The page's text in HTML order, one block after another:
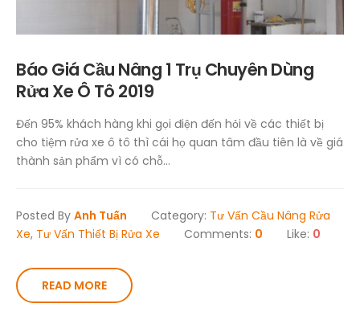
Báo Giá Cầu Nâng 1 Trụ Chuyên Dùng
Rửa Xe Ô Tô 2019
Đến 95% khách hàng khi gọi điện đến hỏi về các thiết bị
cho tiệm rửa xe ô tô thì cái họ quan tâm đầu tiên là về giá
thành sản phẩm vì có chỗ...
Posted By Anh Tuấn Category: Tư Vấn Cầu Nâng Rửa
Xe, Tư Vấn Thiết Bị Rửa Xe Comments: 0 Like: 0
READ MORE